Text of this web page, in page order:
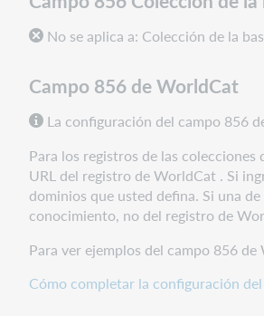
No se aplica a: Colección de la
Campo 856 de WorldCat
La configuración del campo 856
Para los registros de las
URL del registro de WorldCat . Si
dominios que usted defina. Si una
conocimiento, no del registro de
Para ver ejemplos del campo 856
Cómo completar la configuración